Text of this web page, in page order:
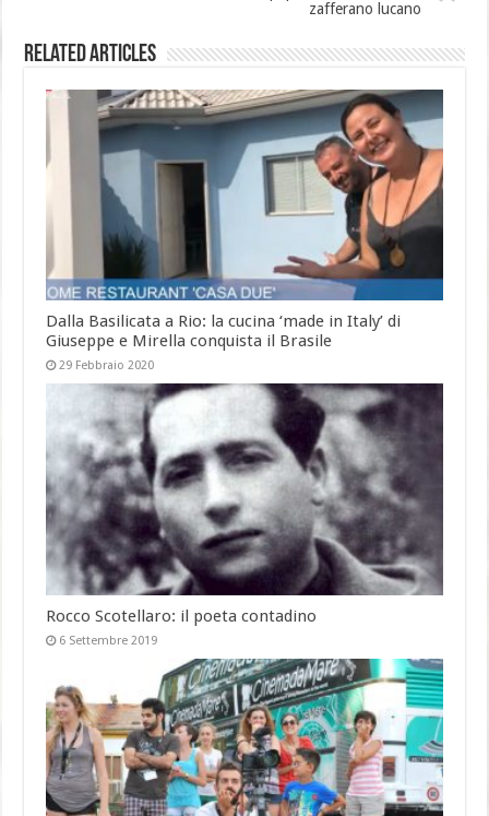
zafferano lucano
Related Articles
Dalla Basilicata a Rio: la cucina ‘made in Italy’ di
Giuseppe e Mirella conquista il Brasile
29 Febbraio 2020
Rocco Scotellaro: il poeta contadino
6 Settembre 2019